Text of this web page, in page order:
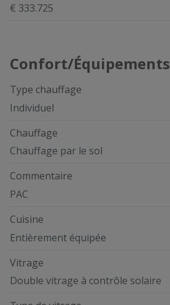
€ 333.725
Confort/Équipements
Type chauffage
Individuel
Chauffage
Chauffage par le sol
Commentaire
PAC
Cuisine
Entièrement équipée
Vitrage
Double vitrage à contrôle solaire